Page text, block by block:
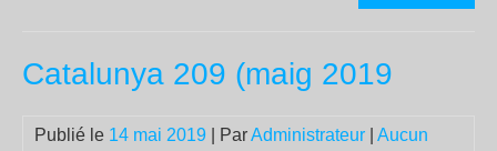
Catalunya 209 (maig 2019
Publié le 14 mai 2019 | ParAdministrateur
Aucun